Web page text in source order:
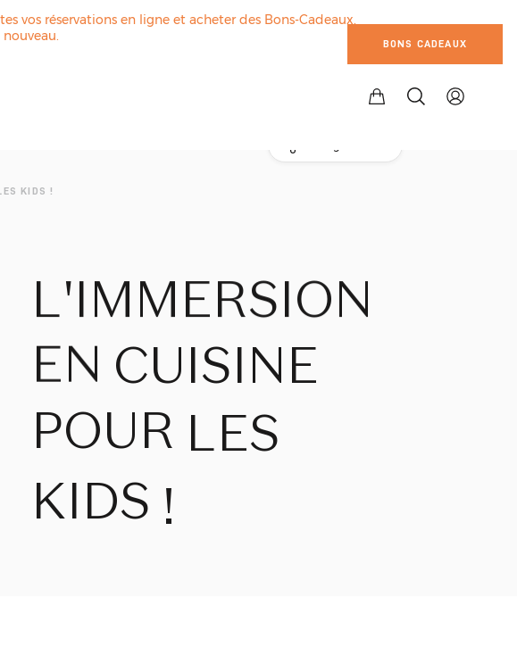
vos réservations en ligne et acheter des Bons-Cadeaux.
BONS CADEAUX
KIDS !
L'IMMERSION
EN CUISINE
POUR LES
KIDS !